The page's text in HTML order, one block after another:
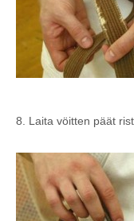
8. Laita vöitten päät